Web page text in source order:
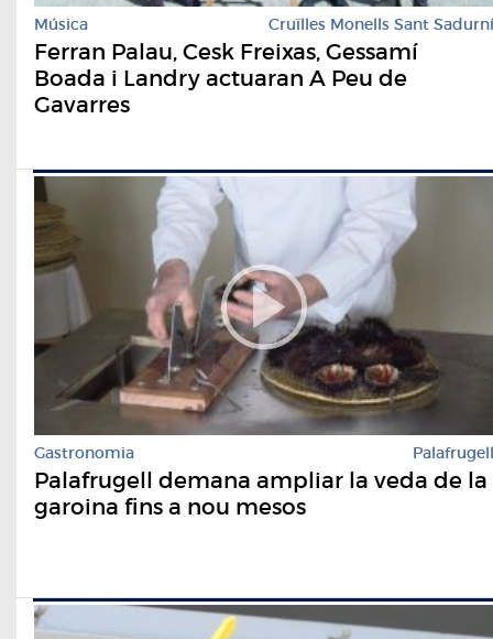
Música Cruïlles Monells Sant Sadurní
Ferran Palau, Cesk Freixas, Gessamí
Boada i Landry actuaran A Peu de
Gavarres
Gastronomia Palafrugell
Palafrugell demana ampliar la veda de la
garoina fins a nou mesos